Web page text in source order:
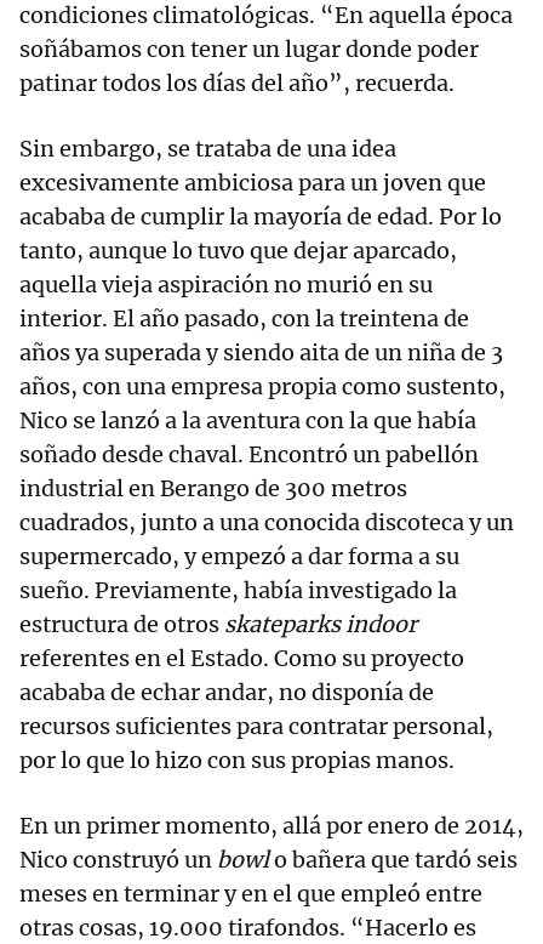
condiciones climatológicas. “En aquella época
soñábamos con tener un lugar donde poder
patinar todos los días del año”, recuerda.
Sin embargo, se trataba de una idea
excesivamente ambiciosa para un joven que
acababa de cumplir la mayoría de edad. Por lo
tanto, aunque lo tuvo que dejar aparcado,
aquella vieja aspiración no murió en su
interior. El año pasado, con la treintena de
años ya superada y siendo aita de un niña de 3
años, con una empresa propia como sustento,
Nico se lanzó a la aventura con la que había
soñado desde chaval. Encontró un pabellón
industrial en Berango de 300 metros
cuadrados, junto a una conocida discoteca y un
supermercado, y empezó a dar forma a su
sueño. Previamente, había investigado la
estructura de otros skateparks indoor
referentes en el Estado. Como su proyecto
acababa de echar andar, no disponía de
recursos suficientes para contratar personal,
por lo que lo hizo con sus propias manos.
En un primer momento, allá por enero de 2014,
Nico construyó un bowlo bañera que tardó seis
meses en terminar y en el que empleó entre
otras cosas, 19.000 tirafondos. “Hacerlo es